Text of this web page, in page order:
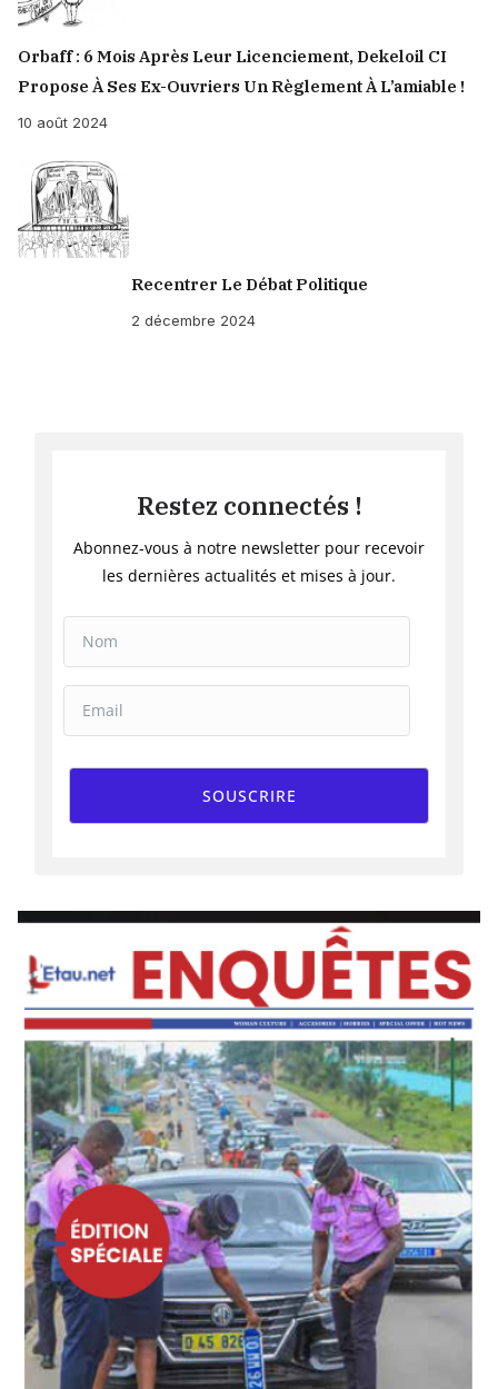
Orbaff : 6 Mois Après Leur Licenciement, Dekeloil CI
Propose À Ses Ex-Ouvriers Un Règlement À L’amiable !
10 août 2024
Recentrer Le Débat Politique
2 décembre 2024
Restez connectés !
Abonnez-vous à notre newsletter pour recevoir
les dernières actualités et mises à jour.
SOUSCRIRE